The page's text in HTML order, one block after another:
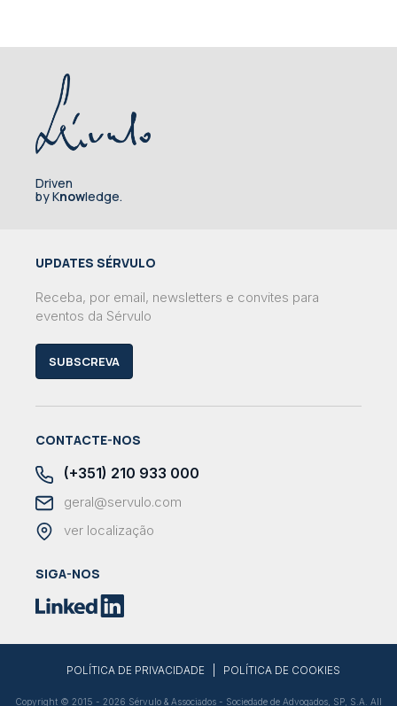
Driven
by Knowledge.
UPDATES SÉRVULO
Receba, por email, newsletters e convites para
eventos da Sérvulo
SUBSCREVA
CONTACTE-NOS
(+351) 210 933 000
geral@servulo.com
ver localização
SIGA-NOS
POLÍTICA DE PRIVACIDADE POLÍTICA DE COOKIES
Copyright © 2015 - 2026 Sérvulo & Associados - Sociedade de Advogados, SP, S.A. All